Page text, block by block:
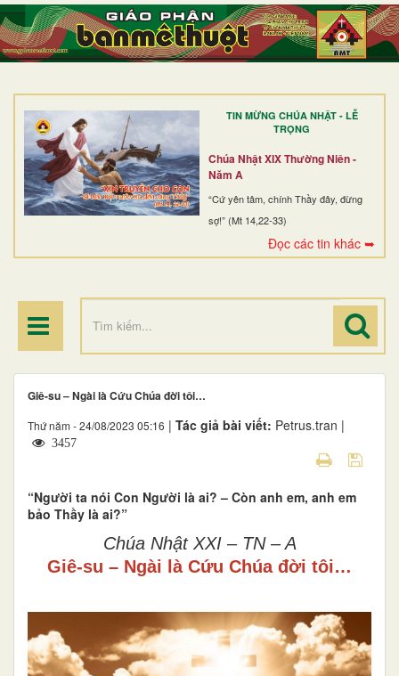
TIN MỪNG CHÚA NHẬT - LỄ
TRỌNG
Chúa Nhật XIX Thường Niên -
Năm A
“Cứ yên tâm, chính Thầy đây, đừng
sợ!” (Mt 14,22-33)
Đọc các tin khác ➥
TRANG NHẤT
GIỚI THIỆU
DÒNG TU
BAN MỤC VỤ
ĐOÀN THỂ CG
ĐIỂM HÀNH HƯƠNG
Giê-su – Ngài là Cứu Chúa đời tôi…
Thứ năm - 24/08/2023 05:16 | Tác giả bài viết: Petrus.tran |
3457
“Người ta nói Con Người là ai? – Còn anh em, anh em
bảo Thầy là ai?”
Chúa Nhật XXI – TN – A
Giê-su – Ngài là Cứu Chúa đời tôi…